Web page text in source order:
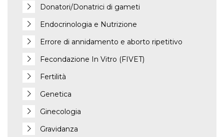
Donatori/Donatrici di gameti
Endocrinologia e Nutrizione
Errore di annidamento e aborto ripetitivo
Fecondazione In Vitro (FIVET)
Fertilità
Genetica
Ginecologia
Gravidanza